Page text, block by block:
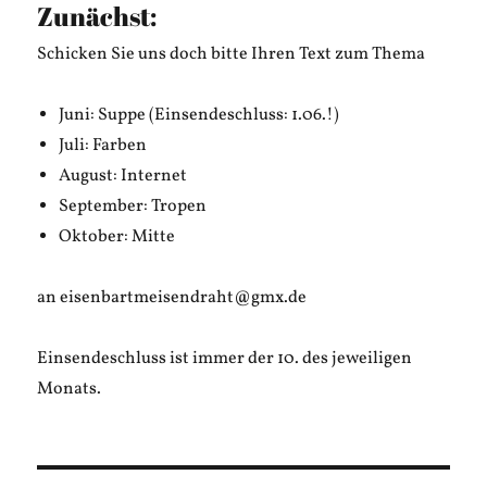
Zunächst:
Schicken Sie uns doch bitte Ihren Text zum Thema
Juni: Suppe (Einsendeschluss: 1.06.!)
Juli: Farben
August: Internet
September: Tropen
Oktober: Mitte
an eisenbartmeisendraht@gmx.de
Einsendeschluss ist immer der 10. des jeweiligen
Monats.